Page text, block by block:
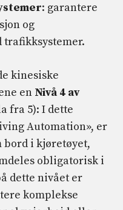
: garantere
og
trafikksystemer.
kinesiske
en Nivå 4 av
fra 5): I dette
Automation», er
bord i kjøretøyet,
obligatorisk i
dette nivået er
komplekse